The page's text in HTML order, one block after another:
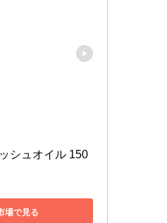
シュオイル 150
場で見る